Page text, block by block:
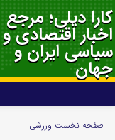
کارا دیلی؛ مرجع
اخبار اقتصادی و
سیاسی ایران و
جهان
اینستاگرام
صفحه نخست ورزشی